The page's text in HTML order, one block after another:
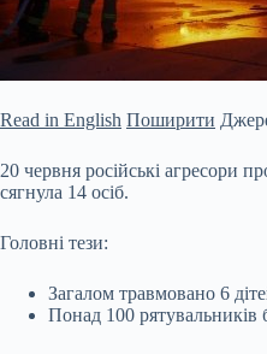
Read in English Поширити
20 червня російські агресори
сягнула 14 осіб.
Головні тези:
Загалом травмовано 6
Понад 100 рятувальників